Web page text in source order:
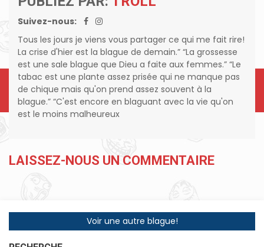
Suivez-nous:
Tous les jours je viens vous partager ce qui me fait rire!
La crise d'hier est la blague de demain.” “La grossesse
est une sale blague que Dieu a faite aux femmes.” “Le
tabac est une plante assez prisée qui ne manque pas
de chique mais qu'on prend assez souvent à la
blague.” “C'est encore en blaguant avec la vie qu'on
est le moins malheureux
LAISSEZ-NOUS UN COMMENTAIRE
Voir une autre blague!